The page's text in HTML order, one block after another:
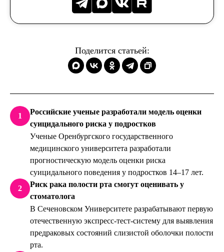
Поделится статьей:
1
Российские ученые разработали модель оценки
суицидального риска у подростков
Ученые Оренбургского государственного
медицинского университета разработали
прогностическую модель оценки риска
суицидального поведения у подростков 14–17 лет.
2
Риск рака полости рта смогут оценивать у
стоматолога
В Сеченовском Университете разрабатывают первую
отечественную экспресс-тест-систему для выявления
предраковых состояний слизистой оболочки полости
рта.